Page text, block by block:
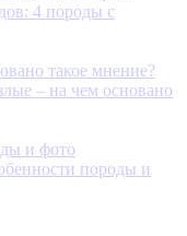
4 породы с
– на чем основано
породы и